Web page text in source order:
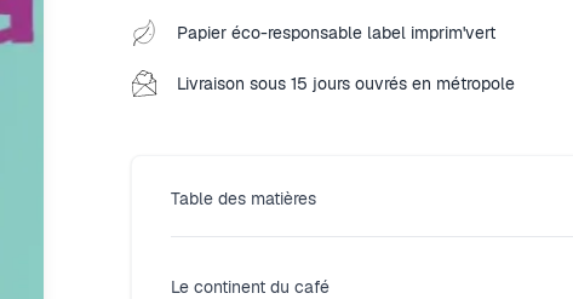
Papier éco-responsable label imprim'vert
Livraison sous 15 jours ouvrés en métropole
Table des matières
Le continent du café